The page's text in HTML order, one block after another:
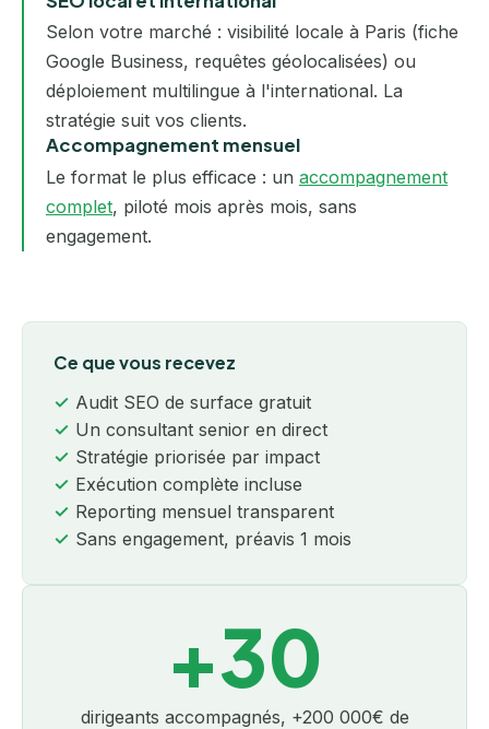
Selon votre marché : visibilité locale à Paris (fiche
Google Business, requêtes géolocalisées) ou
déploiement multilingue à l'international. La
stratégie suit vos clients.
Accompagnement mensuel
Le format le plus efficace : un accompagnement
complet, piloté mois après mois, sans
engagement.
Ce que vous recevez
Audit SEO de surface gratuit
Un consultant senior en direct
Stratégie priorisée par impact
Exécution complète incluse
Reporting mensuel transparent
Sans engagement, préavis 1 mois
+30
dirigeants accompagnés, +200 000€ de